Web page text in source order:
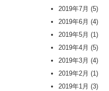
2019年7月 (5)
2019年6月 (4)
2019年5月 (1)
2019年4月 (5)
2019年3月 (4)
2019年2月 (1)
2019年1月 (3)